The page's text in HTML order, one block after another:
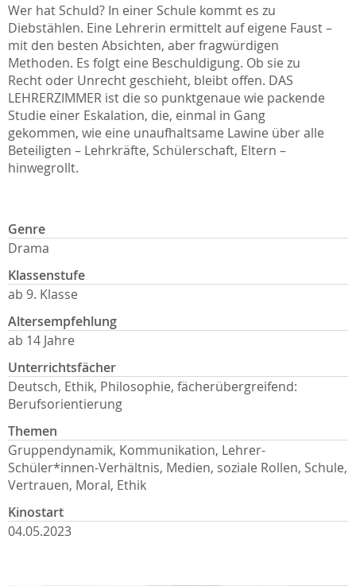
Wer hat Schuld? In einer Schule kommt es zu
Diebstählen. Eine Lehrerin ermittelt auf eigene Faust –
mit den besten Absichten, aber fragwürdigen
Methoden. Es folgt eine Beschuldigung. Ob sie zu
Recht oder Unrecht geschieht, bleibt offen. DAS
LEHRERZIMMER ist die so punktgenaue wie packende
Studie einer Eskalation, die, einmal in Gang
gekommen, wie eine unaufhaltsame Lawine über alle
Beteiligten – Lehrkräfte, Schülerschaft, Eltern –
hinwegrollt.
Genre
Drama
Klassenstufe
ab 9. Klasse
Altersempfehlung
ab 14 Jahre
Unterrichtsfächer
Deutsch, Ethik, Philosophie, fächerübergreifend:
Berufsorientierung
Themen
Gruppendynamik, Kommunikation, Lehrer-
Schüler*innen-Verhältnis, Medien, soziale Rollen, Schule,
Vertrauen, Moral, Ethik
Kinostart
04.05.2023